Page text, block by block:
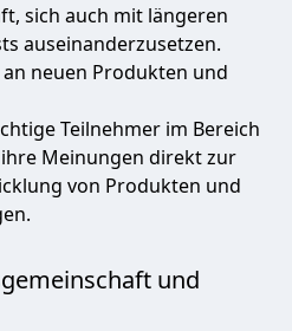
sich auch mit längeren
auseinanderzusetzen.
neuen Produkten und
Teilnehmer im Bereich
Meinungen direkt zur
von Produkten und
und